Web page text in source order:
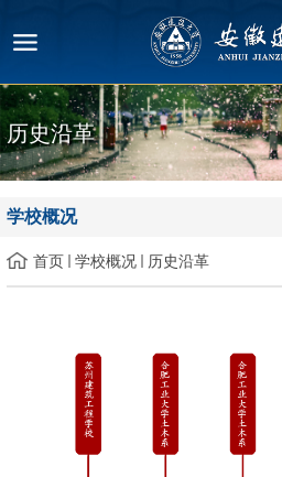
历史沿革
学校概况
首页 学校概况 历史沿革